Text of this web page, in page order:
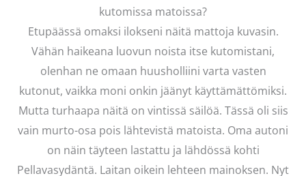
kutomissa matoissa?
Etupäässä omaksi ilokseni näitä mattoja kuvasin.
Vähän haikeana luovun noista itse kutomistani,
olenhan ne omaan huusholliini varta vasten
kutonut, vaikka moni onkin jäänyt käyttämättömiksi.
Mutta turhaapa näitä on vintissä säilöä. Tässä oli siis
vain murto-osa pois lähtevistä matoista. Oma autoni
on näin täyteen lastattu ja lähdössä kohti
Pellavasydäntä. Laitan oikein lehteen mainoksen. Nyt